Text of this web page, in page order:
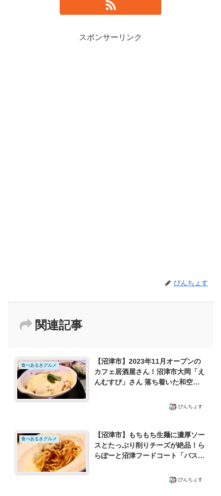
スポンサーリンク
ぴんちょす
関連記事
食べあるきグルメ
【沼津市】2023年11月オープンの
カフェ居酒屋さん！沼津市大岡「え
んむすび」さん 落ち着いた和空間
ぴんちょす
食べあるきグルメ
【沼津市】もちもち生麺に濃厚ソー
スとたっぷり削りチーズが絶品！ら
らぽーと沼津フードコート「パスタ
生パスタを味わってきた
ぴんちょす